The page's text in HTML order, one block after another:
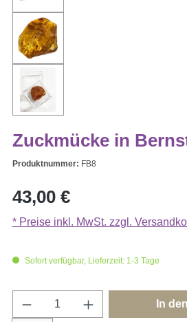
Zuckmücke in
Produktnummer: FB8
Regulärer Preis:
43,00 €
* Preise inkl. MwSt. zzgl.
Sofort verfügbar, Lieferzeit: 1-3 Tage
Produkt Anzahl: Gib den
In